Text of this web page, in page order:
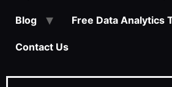
Blog Free Data Analytics
Contact Us